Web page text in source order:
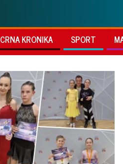
CRNA KRONIKA SPORT